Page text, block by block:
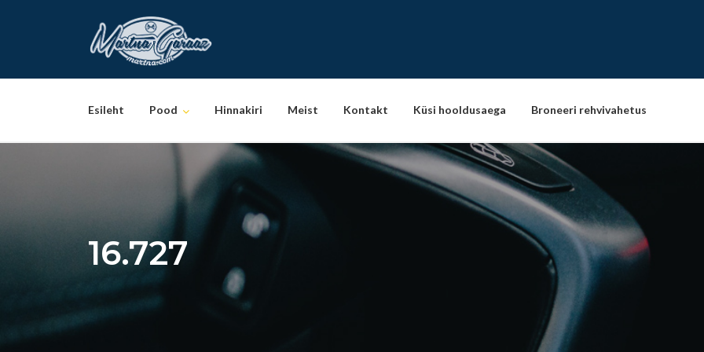
Esileht Pood Hinnakiri Meist Kontakt Küsi hooldusaega Broneeri rehvivahetus
16.727